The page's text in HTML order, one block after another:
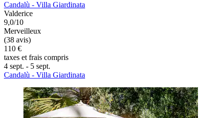
Candalù - Villa Giardinata
Valderice
9,0/10
Merveilleux
(38 avis)
110 €
taxes et frais compris
4 sept. - 5 sept.
Candalù - Villa Giardinata